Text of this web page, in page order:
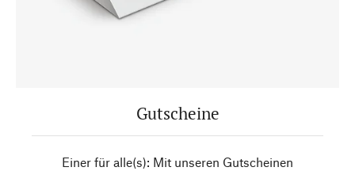
Gutscheine
Einer für alle(s): Mit unseren Gutscheinen